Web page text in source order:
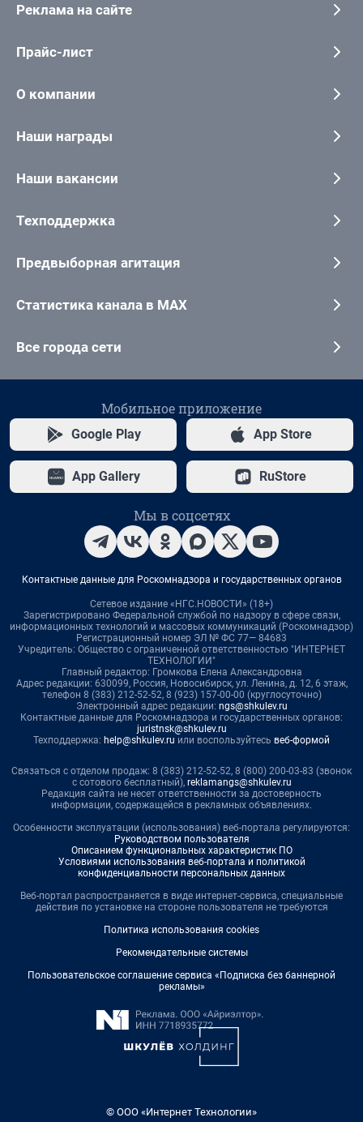
Реклама на сайте
Прайс-лист
О компании
Наши награды
Наши вакансии
Техподдержка
Предвыборная агитация
Статистика канала в MAX
Все города сети
Мобильное приложение
Google Play App Store
App Gallery RuStore
Мы в соцсетях
Контактные данные для Роскомнадзора и государственных органов
Сетевое издание «НГС.НОВОСТИ» (18+)
Зарегистрировано Федеральной службой по надзору в сфере связи,
информационных технологий и массовых коммуникаций (Роскомнадзор)
Регистрационный номер ЭЛ № ФС 77— 84683
Учредитель: Общество с ограниченной ответственностью "ИНТЕРНЕТ
ТЕХНОЛОГИИ"
Главный редактор: Громкова Елена Александровна
Адрес редакции: 630099, Россия, Новосибирск, ул. Ленина, д. 12, 6 этаж,
телефон 8 (383) 212-52-52, 8 (923) 157-00-00 (круглосуточно)
Электронный адрес редакции: ngs@shkulev.ru
Контактные данные для Роскомнадзора и государственных органов:
juristnsk@shkulev.ru
Техподдержка: help@shkulev.ru или воспользуйтесь веб-формой
Связаться с отделом продаж: 8 (383) 212-52-52, 8 (800) 200-03-83 (звонок
с сотового бесплатный), reklamangs@shkulev.ru
Редакция сайта не несет ответственности за достоверность
информации, содержащейся в рекламных объявлениях.
Особенности эксплуатации (использования) веб-портала регулируются:
Руководством пользователя
Описанием функциональных характеристик ПО
Условиями использования веб-портала и политикой
конфиденциальности персональных данных
Веб-портал распространяется в виде интернет-сервиса, специальные
действия по установке на стороне пользователя не требуются
Политика использования cookies
Рекомендательные системы
Пользовательское соглашение сервиса «Подписка без баннерной
рекламы»
© ООО «Интернет Технологии»